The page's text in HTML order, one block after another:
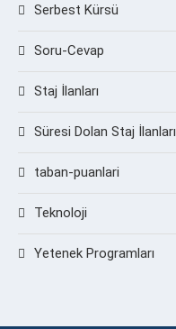
Serbest Kürsü
Soru-Cevap
Staj İlanları
Süresi Dolan Staj İlanları
taban-puanlari
Teknoloji
Yetenek Programları